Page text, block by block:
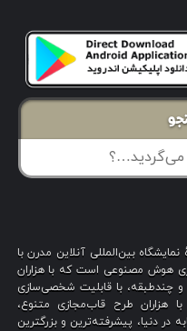
بین‌المللی آنلاین مدرن با
هوش مصنوعی است که با هزاران
چندطبقه، با قابلیت شخصی‌سازی
هزاران طرح قاب‌مجازی متنوع،
در دنیا، پیشرفته‌ترین و بزرگترین